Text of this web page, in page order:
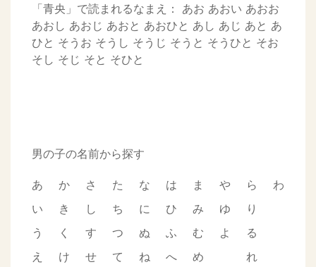
「青央」で読まれるなまえ： あお あおい あおお
あおし あおじ あおと あおひと あし あじ あと あ
ひと そうお そうし そうじ そうと そうひと そお
そし そじ そと そひと
男の子の名前から探す
あ
い
う
え
か
き
く
け
さ
し
す
せ
た
ち
つ
て
な
に
ぬ
ね
は
ひ
ふ
へ
ま
み
む
め
や
ゆ
よ
ら
り
る
れ
わ